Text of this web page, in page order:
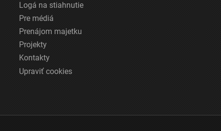
Logá na stiahnutie
Pre médiá
Prenájom majetku
Projekty
Kontakty
Upraviť cookies